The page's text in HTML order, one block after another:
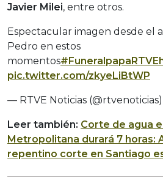
Javier Milei, entre otros.
Espectacular imagen desde el
Pedro en estos
momentos#FuneralpapaRTVE
pic.twitter.com/zkyeLiBtWP
— RTVE Noticias (@rtvenoticias)
Leer también: Corte de agua
Metropolitana durará 7 horas:
repentino corte en Santiago